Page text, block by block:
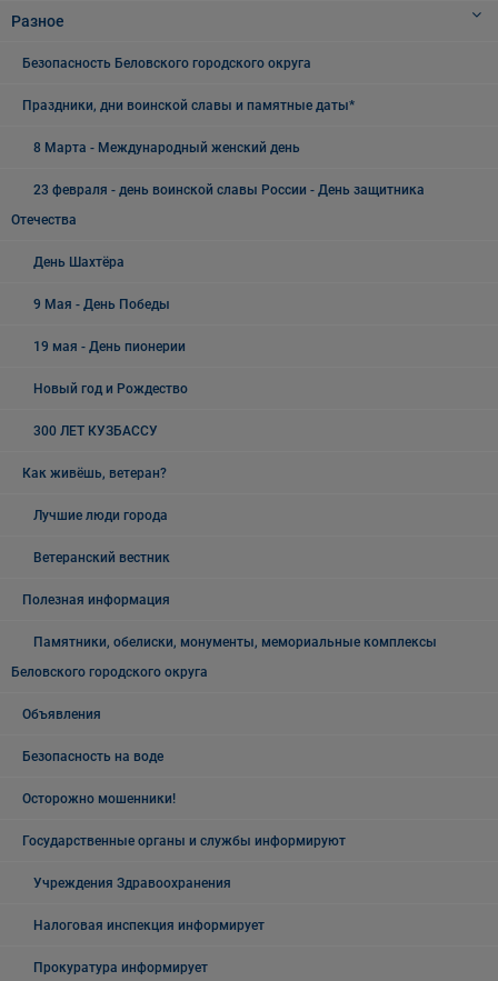
Разное
Безопасность Беловского городского округа
Праздники, дни воинской славы и памятные даты*
8 Марта - Международный женский день
23 февраля - день воинской славы России - День защитника
Отечества
День Шахтёра
9 Мая - День Победы
19 мая - День пионерии
Новый год и Рождество
300 ЛЕТ КУЗБАССУ
Как живёшь, ветеран?
Лучшие люди города
Ветеранский вестник
Полезная информация
Памятники, обелиски, монументы, мемориальные комплексы
Беловского городского округа
Объявления
Безопасность на воде
Осторожно мошенники!
Государственные органы и службы информируют
Учреждения Здравоохранения
Налоговая инспекция информирует
Прокуратура информирует